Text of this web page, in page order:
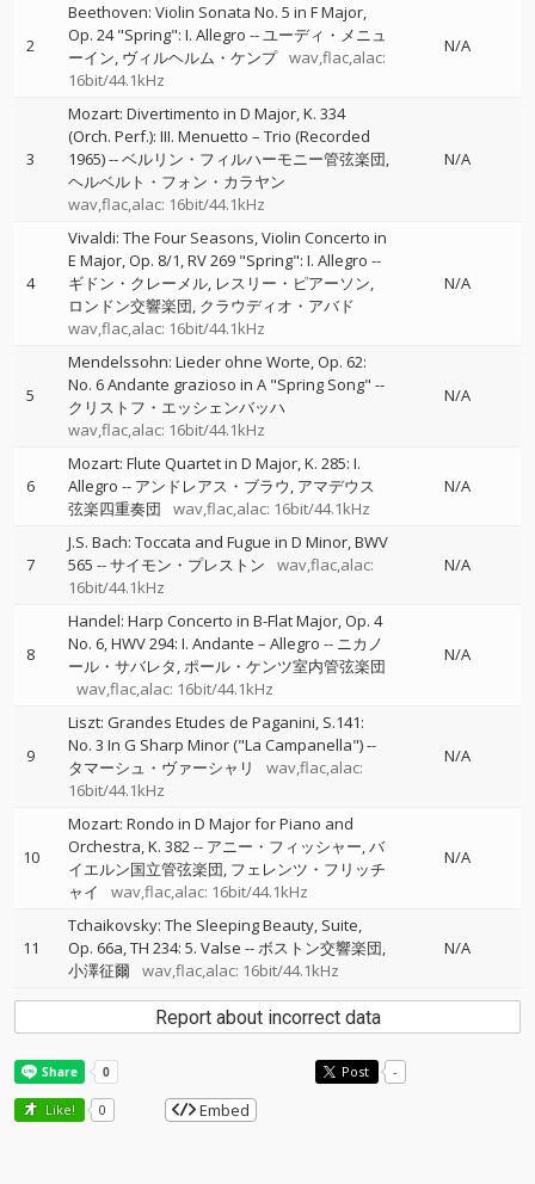
2
Beethoven: Violin Sonata No. 5 in F Major,
Op. 24 "Spring": I. Allegro --ユーディ・メニュ
ーイン ヴィルヘルム・ケンプ wav,flac,alac:
16bit/44.1kHz
N/A
3
Mozart: Divertimento in D Major, K. 334
(Orch. Perf.): III. Menuetto – Trio (Recorded
1965)--ベルリン・フィルハーモニー管弦楽団
ヘルベルト・フォン・カラヤン
wav,flac,alac: 16bit/44.1kHz
N/A
4
Vivaldi: The Four Seasons, Violin Concerto in
E Major, Op. 8/1, RV 269 "Spring": I. Allegro --
ギドン・クレーメル レスリー・ピアーソン
ロンドン交響楽団 クラウディオ・アバド
wav,flac,alac: 16bit/44.1kHz
N/A
5
Mendelssohn: Lieder ohne Worte, Op. 62:
No. 6 Andante grazioso in A "Spring Song" --
クリストフ・エッシェンバッハ
wav,flac,alac: 16bit/44.1kHz
N/A
6
Mozart: Flute Quartet in D Major, K. 285: I.
Allegro -- アンドレアス・ブラウ アマデウス
弦楽四重奏団
wav,flac,alac: 16bit/44.1kHz
N/A
7
J.S. Bach: Toccata and Fugue in D Minor, BWV
565 --サイモン・プレストン
wav,flac,alac:
16bit/44.1kHz
N/A
8
Handel: Harp Concerto in B-Flat Major, Op. 4
No. 6, HWV 294: I. Andante – Allegro -- ニカノ
ール・サバレタ ポール・ケンツ室内管弦楽団
wav,flac,alac: 16bit/44.1kHz
N/A
9
Liszt: Grandes Etudes de Paganini, S.141:
No. 3 In G Sharp Minor ("La Campanella")--
タマーシュ・ヴァーシャリ
wav,flac,alac:
16bit/44.1kHz
N/A
10
Mozart: Rondo in D Major for Piano and
Orchestra, K. 382-- アニー・フィッシャー バ
イエルン国立管弦楽団 フェレンツ・フリッチ
ャイ
wav,flac,alac: 16bit/44.1kHz
N/A
11
Tchaikovsky: The Sleeping Beauty, Suite,
Op. 66a, TH 234: 5. Valse --ボストン交響楽団
小澤征爾
wav,flac,alac: 16bit/44.1kHz
N/A
Report about incorrect data
Post -
Like! 0 Embed